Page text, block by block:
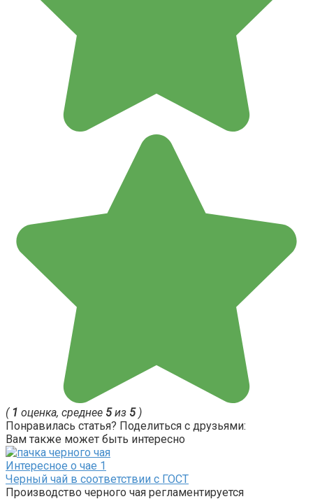
( 1 оценка, среднее 5из 5)
Понравилась статья? Поделиться с друзьями:
Вам также может быть интересно
Интересное о чае 1
Черный чай в соответствии с ГОСТ
Производство черного чая регламентируется